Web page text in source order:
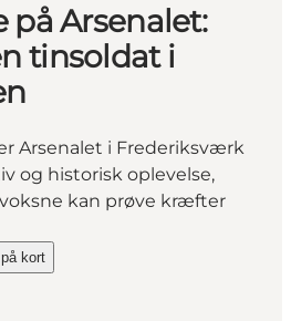
på Arsenalet:
tinsoldat i
Arsenalet i Frederiksværk
og historisk oplevelse,
kan prøve kræfter
på Arsenalet: Lav din egen
kort på Arsenalet: Lav din egen